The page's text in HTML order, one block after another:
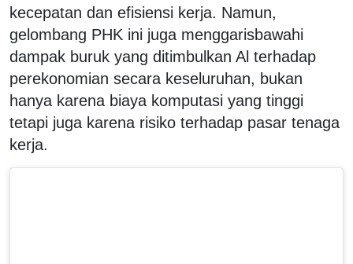
kecepatan dan efisiensi kerja. Namun,
gelombang PHK ini juga menggarisbawahi
dampak buruk yang ditimbulkan Al terhadap
perekonomian secara keseluruhan, bukan
hanya karena biaya komputasi yang tinggi
tetapi juga karena risiko terhadap pasar tenaga
kerja.